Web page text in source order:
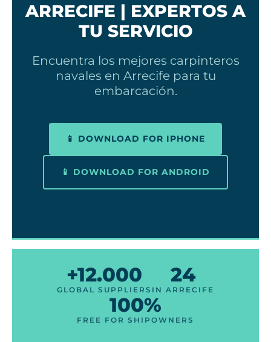
ARRECIFE | EXPERTOS A
TU SERVICIO
Encuentra los mejores carpinteros
navales en Arrecife para tu
embarcación.
📱 DOWNLOAD FOR IPHONE
📱 DOWNLOAD FOR ANDROID
+12.000
GLOBAL SUPPLIERS
24
IN ARRECIFE
100%
FREE FOR SHIPOWNERS